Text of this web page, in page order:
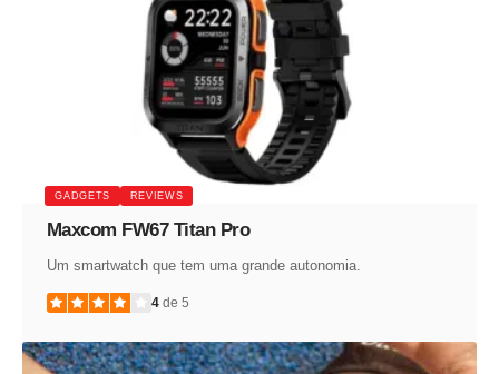
GADGETS REVIEWS
Maxcom FW67 Titan Pro
Um smartwatch que tem uma grande autonomia.
4de 5